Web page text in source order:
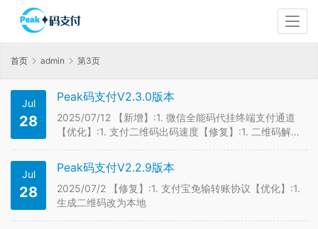
首页 admin 第3页
Jul
28
Peak码支付V2.3.0版本
2025/07/12 【新增】:1. 微信全能码代挂终端支付通道
【优化】:1. 支付二维码出码速度【修复】:1. 二维码解码
Jul
28
Peak码支付V2.2.9版本
2025/07/2 【修复】:1. 支付宝免输转账协议【优化】:1.
生成二维码改为本地